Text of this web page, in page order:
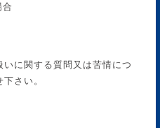
に関する質問又は苦情につ
さい。